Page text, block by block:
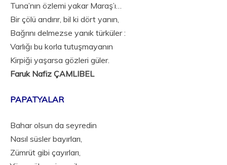
Tuna’nın özlemi yakar Maraş’ı…
Bir çölü andırır, bil ki dört yanın,
Bağrını delmezse yanık türküler :
Varlığı bu korla tutuşmayanın
Kirpiği yaşarsa gözleri güler.
Faruk Nafiz ÇAMLIBEL
PAPATYALAR
Bahar olsun da seyredin
Nasıl süsler bayırları,
Zümrüt gibi çayırları,